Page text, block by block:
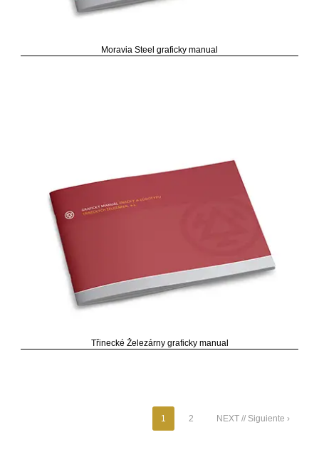
Moravia Steel graficky manual
Třinecké Železárny graficky manual
1 2 NEXT // Siguiente ›